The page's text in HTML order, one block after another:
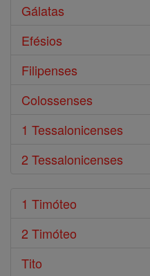
Gálatas
Efésios
Filipenses
Colossenses
1 Tessalonicenses
2 Tessalonicenses
1 Timóteo
2 Timóteo
Tito